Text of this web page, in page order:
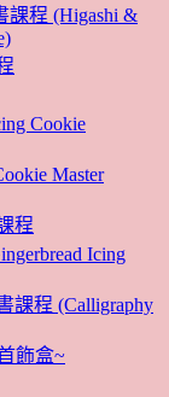
程 (Higashi &
Cookie
Master
程
Icing
課程 (Calligraphy
飾盒~